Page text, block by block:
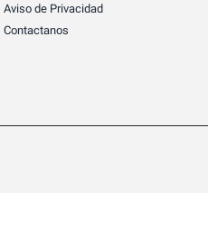
Aviso de Privacidad
Contactanos